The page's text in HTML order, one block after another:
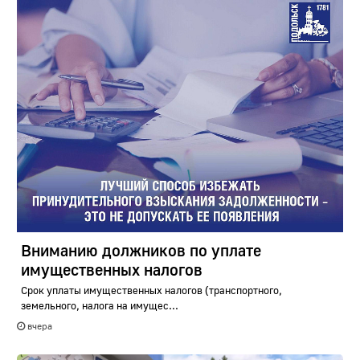
Вниманию должников по уплате
имущественных налогов
Срок уплаты имущественных налогов (транспортного,
земельного, налога на имущес...
вчера